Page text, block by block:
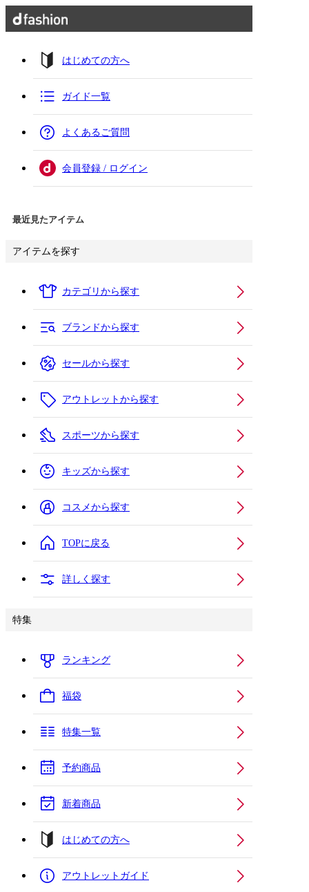
はじめての方へ
ガイド一覧
よくあるご質問
会員登録 / ログイン
最近見たアイテム
アイテムを探す
カテゴリから探す
ブランドから探す
セールから探す
アウトレットから探す
スポーツから探す
キッズから探す
コスメから探す
TOPに戻る
詳しく探す
特集
ランキング
福袋
特集一覧
予約商品
新着商品
はじめての方へ
アウトレットガイド